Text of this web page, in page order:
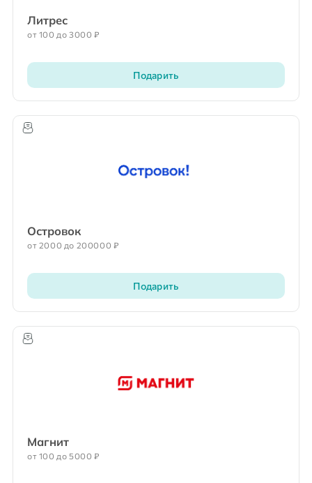
Литрес
от 100 до 3000 ₽
Подарить
Островок
от 2000 до 200000 ₽
Подарить
Магнит
от 100 до 5000 ₽